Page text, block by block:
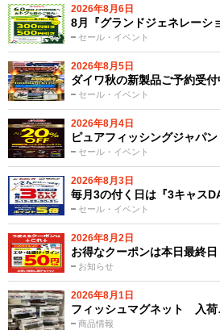
2026年8月6日
セール・イベント
8月『グランドジェネレーシ
2026年8月5日
セール・イベント
ダイワ秋の新製品ご予約受付
2026年8月4日
セール・イベント
ピュアフィッシングジャパ
2026年8月3日
セール・イベント
毎月3の付く日は『3キャス
2026年8月2日
お知らせ
お得なクーポンは本日最終日
2026年8月1日
商品情報
フィッシュマグネット 入荷